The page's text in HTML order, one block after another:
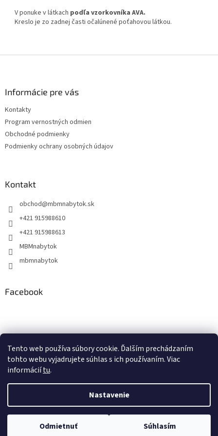
Tento web používa súbory cookie. Ďalším prechádzaním
tohto webu vyjadrujete súhlas s ich používaním. Viac
informáciítu.
Nastavenie
Odmietnuť Súhlasím
V ponuke v látkach podľa vzorkovníka AVA.
Kreslo je zo zadnej časti očalúnené poťahovou látkou.
Informácie pre vás
Kontakty
Program vernostných odmien
Obchodné podmienky
Podmienky ochrany osobných údajov
Kontakt
obchod@mbmnabytok.sk
+421 915988610
+421 915988613
MBMnabytok
mbmnabytok
Facebook
0KS / €0
Vytvoril Shoptet &
Copyright 2026MBMnabytok . Všetky práva vyhradené.